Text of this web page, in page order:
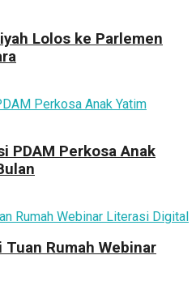
Lolos ke Parlemen
PDAM Perkosa Anak
Rumah Webinar